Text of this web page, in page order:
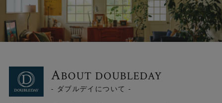
ABOUT DOUBLEDAY
- ダブルデイについて -